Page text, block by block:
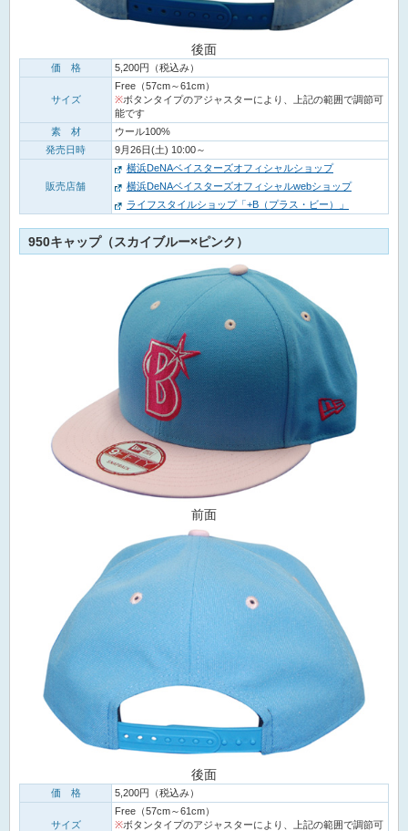
後面
価 格 5,200円（税込み）
サイズ
Free（57cm～61cm）
※ボタンタイプのアジャスターにより、上記の範囲で調節可
能です
素 材
ウール100%
発売日時
9月26日(土) 10:00～
販売店舗
横浜DeNAベイスターズオフィシャルショップ
横浜DeNAベイスターズオフィシャルwebショップ
ライフスタイルショップ「+B（プラス・ビー）」
950キャップ（スカイブルー×ピンク）
前面
後面
価 格 5,200円（税込み）
サイズ
Free（57cm～61cm）
※ボタンタイプのアジャスターにより、上記の範囲で調節可